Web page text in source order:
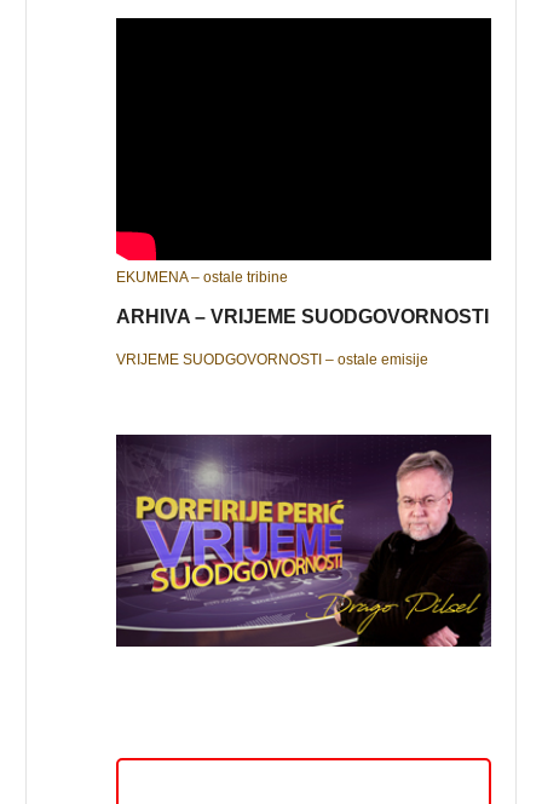
EKUMENA – ostale tribine
ARHIVA – VRIJEME SUODGOVORNOSTI
VRIJEME SUODGOVORNOSTI – ostale emisije